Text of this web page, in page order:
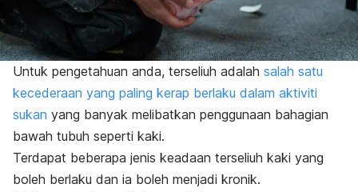
Untuk pengetahuan anda, terseliuh adalah salah satu
kecederaan yang paling kerap berlaku dalam aktiviti
sukan yang banyak melibatkan penggunaan bahagian
bawah tubuh seperti kaki.
Terdapat beberapa jenis keadaan terseliuh kaki yang
boleh berlaku dan ia boleh menjadi kronik.